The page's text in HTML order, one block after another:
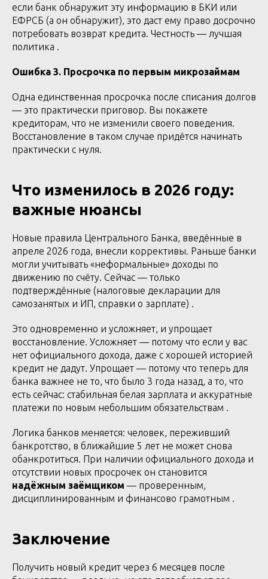
если банк обнаружит эту информацию в БКИ или
ЕФРСБ (а он обнаружит), это даст ему право досрочно
потребовать возврат кредита. Честность — лучшая
политика .
Ошибка 3. Просрочка по первым микрозаймам
Одна единственная просрочка после списания долгов
— это практически приговор. Вы покажете
кредиторам, что не изменили своего поведения.
Восстановление в таком случае придётся начинать
практически с нуля.
Что изменилось в 2026 году:
важные нюансы
Новые правила Центрального Банка, введённые в
апреле 2026 года, внесли коррективы. Раньше банки
могли учитывать «неформальные» доходы по
движению по счёту. Сейчас — только
подтверждённые (налоговые декларации для
самозанятых и ИП, справки о зарплате) .
Это одновременно и усложняет, и упрощает
восстановление. Усложняет — потому что если у вас
нет официального дохода, даже с хорошей историей
кредит не дадут. Упрощает — потому что теперь для
банка важнее не то, что было 3 года назад, а то, что
есть сейчас: стабильная белая зарплата и аккуратные
платежи по новым небольшим обязательствам .
Логика банков меняется: человек, переживший
банкротство, в ближайшие 5 лет не может снова
обанкротиться. При наличии официального дохода и
отсутствии новых просрочек он становится
надёжным заёмщиком — проверенным,
дисциплинированным и финансово грамотным .
Заключение
Получить новый кредит через 6 месяцев после